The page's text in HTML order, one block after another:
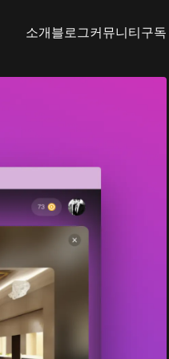
소개블로그커뮤니티구독